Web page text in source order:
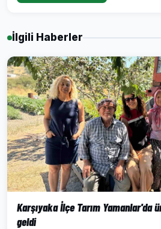
İlgili Haberler
Karşıyaka İlçe Tarım Yamanlar'da
geldi